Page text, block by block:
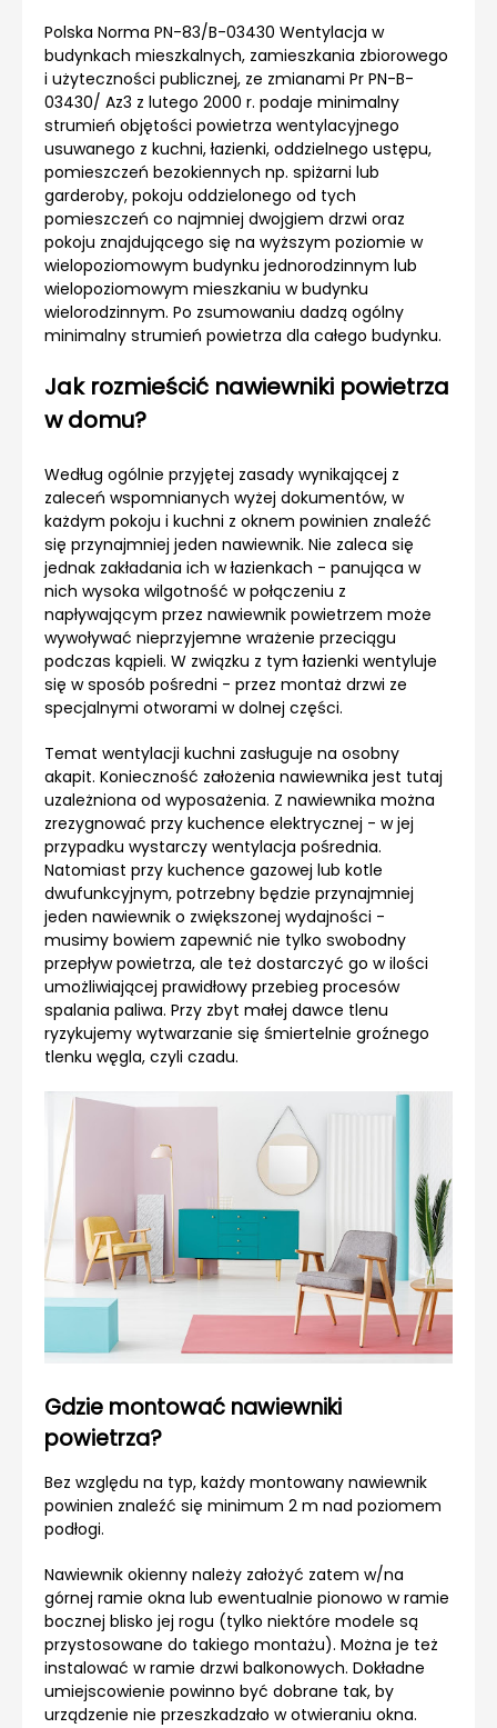
Polska Norma PN-83/B-03430 Wentylacja w
budynkach mieszkalnych, zamieszkania zbiorowego
i użyteczności publicznej, ze zmianami Pr PN-B-
03430/ Az3 z lutego 2000 r. podaje minimalny
strumień objętości powietrza wentylacyjnego
usuwanego z kuchni, łazienki, oddzielnego ustępu,
pomieszczeń bezokiennych np. spiżarni lub
garderoby, pokoju oddzielonego od tych
pomieszczeń co najmniej dwojgiem drzwi oraz
pokoju znajdującego się na wyższym poziomie w
wielopoziomowym budynku jednorodzinnym lub
wielopoziomowym mieszkaniu w budynku
wielorodzinnym. Po zsumowaniu dadzą ogólny
minimalny strumień powietrza dla całego budynku.
Jak rozmieścić nawiewniki powietrza
w domu?
Według ogólnie przyjętej zasady wynikającej z
zaleceń wspomnianych wyżej dokumentów, w
każdym pokoju i kuchni z oknem powinien znaleźć
się przynajmniej jeden nawiewnik. Nie zaleca się
jednak zakładania ich w łazienkach - panująca w
nich wysoka wilgotność w połączeniu z
napływającym przez nawiewnik powietrzem może
wywoływać nieprzyjemne wrażenie przeciągu
podczas kąpieli. W związku z tym łazienki wentyluje
się w sposób pośredni - przez montaż drzwi ze
specjalnymi otworami w dolnej części.
Temat wentylacji kuchni zasługuje na osobny
akapit. Konieczność założenia nawiewnika jest tutaj
uzależniona od wyposażenia. Z nawiewnika można
zrezygnować przy kuchence elektrycznej - w jej
przypadku wystarczy wentylacja pośrednia.
Natomiast przy kuchence gazowej lub kotle
dwufunkcyjnym, potrzebny będzie przynajmniej
jeden nawiewnik o zwiększonej wydajności -
musimy bowiem zapewnić nie tylko swobodny
przepływ powietrza, ale też dostarczyć go w ilości
umożliwiającej prawidłowy przebieg procesów
spalania paliwa. Przy zbyt małej dawce tlenu
ryzykujemy wytwarzanie się śmiertelnie groźnego
tlenku węgla, czyli czadu.
Gdzie montować nawiewniki
powietrza?
Bez względu na typ, każdy montowany nawiewnik
powinien znaleźć się minimum 2 m nad poziomem
podłogi.
Nawiewnik okienny należy założyć zatem w/na
górnej ramie okna lub ewentualnie pionowo w ramie
bocznej blisko jej rogu (tylko niektóre modele są
przystosowane do takiego montażu). Można je też
instalować w ramie drzwi balkonowych. Dokładne
umiejscowienie powinno być dobrane tak, by
urządzenie nie przeszkadzało w otwieraniu okna.